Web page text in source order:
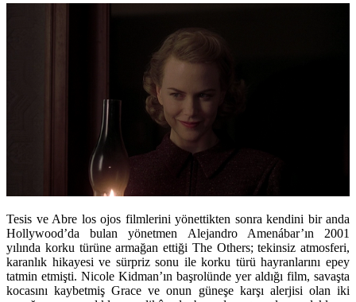
Tesis ve Abre los ojos filmlerini yönettikten sonra kendini bir anda
Hollywood’da bulan yönetmen Alejandro Amenábar’ın 2001
yılında korku türüne armağan ettiği The Others; tekinsiz atmosferi,
karanlık hikayesi ve sürpriz sonu ile korku türü hayranlarını epey
tatmin etmişti. Nicole Kidman’ın başrolünde yer aldığı film, savaşta
kocasını kaybetmiş Grace ve onun güneşe karşı alerjisi olan iki